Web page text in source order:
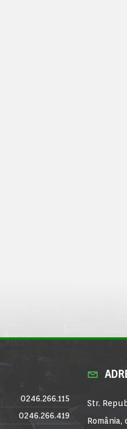
0246.266.115
0246.266.419
Str.
România,